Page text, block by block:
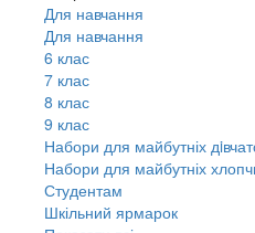
Для навчання
Для навчання
6 клас
7 клас
8 клас
9 клас
Набори для майбутніх
Набори для майбутніх
Студентам
Шкільний ярмарок